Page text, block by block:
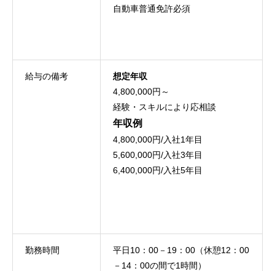
自動車普通免許必須
給与の備考
想定年収
4,800,000円～
経験・スキルにより応相談
年収例
4,800,000円/入社1年目
5,600,000円/入社3年目
6,400,000円/入社5年目
勤務時間
平日10：00－19：00（休憩12：00
－14：00の間で1時間）